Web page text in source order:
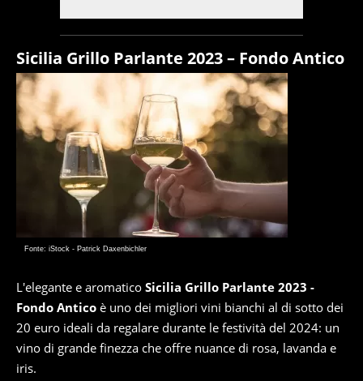
Sicilia Grillo Parlante 2023 – Fondo Antico
Fonte: iStock - Patrick Daxenbichler
L'elegante e aromatico Sicilia Grillo Parlante 2023 -
Fondo Antico è uno dei migliori vini bianchi al di sotto dei
20 euro ideali da regalare durante le festività del 2024: un
vino di grande finezza che offre nuance di rosa, lavanda e
iris.